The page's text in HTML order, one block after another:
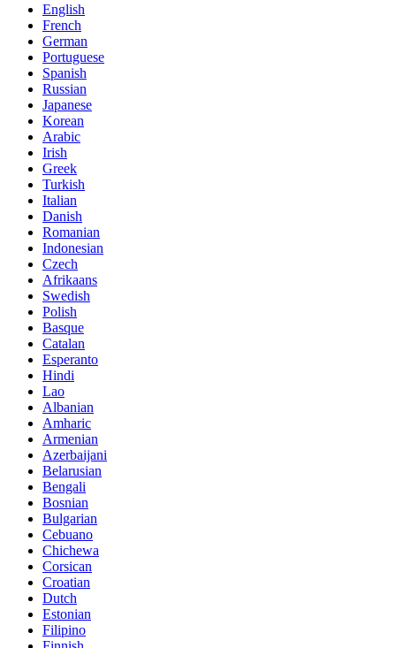
English
French
German
Portuguese
Spanish
Russian
Japanese
Korean
Arabic
Irish
Greek
Turkish
Italian
Danish
Romanian
Indonesian
Czech
Afrikaans
Swedish
Polish
Basque
Catalan
Esperanto
Hindi
Lao
Albanian
Amharic
Armenian
Azerbaijani
Belarusian
Bengali
Bosnian
Bulgarian
Cebuano
Chichewa
Corsican
Croatian
Dutch
Estonian
Filipino